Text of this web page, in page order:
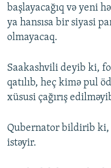
başlayacağıq və yeni
ya hansısa bir siyasi
olmayacaq.
Saakashvili deyib ki,
qatılıb, heç kimə pul
xüsusi çağırış
Qubernator bildirib
istəyir.